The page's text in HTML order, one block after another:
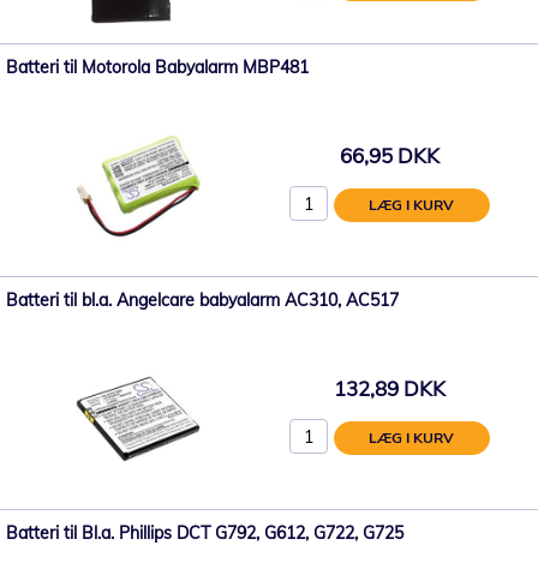
Batteri til Motorola Babyalarm MBP481
66,95 DKK
LÆG I KURV
Batteri til bl.a. Angelcare babyalarm AC310, AC517
132,89 DKK
LÆG I KURV
Batteri til Bl.a. Phillips DCT G792, G612, G722, G725